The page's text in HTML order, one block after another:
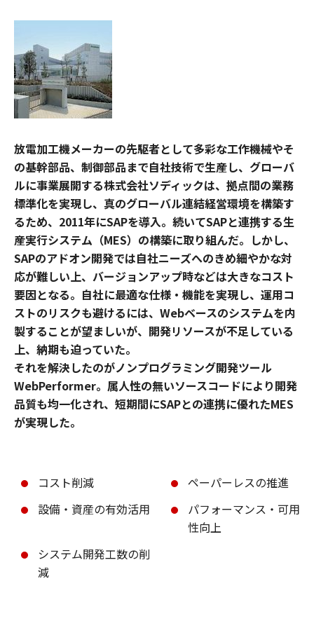
放電加工機メーカーの先駆者として多彩な工作機械やそ
の基幹部品、制御部品まで自社技術で生産し、グローバ
ルに事業展開する株式会社ソディックは、拠点間の業務
標準化を実現し、真のグローバル連結経営環境を構築す
るため、2011年にSAPを導入。続いてSAPと連携する生
産実行システム（MES）の構築に取り組んだ。しかし、
SAPのアドオン開発では自社ニーズへのきめ細やかな対
応が難しい上、バージョンアップ時などは大きなコスト
要因となる。自社に最適な仕様・機能を実現し、運用コ
ストのリスクも避けるには、Webベースのシステムを内
製することが望ましいが、開発リソースが不足している
上、納期も迫っていた。
それを解決したのがノンプログラミング開発ツール
WebPerformer。属人性の無いソースコードにより開発
品質も均一化され、短期間にSAPとの連携に優れたMES
が実現した。
コスト削減
ペーパーレスの推進
設備・資産の有効活用
パフォーマンス・可用
性向上
システム開発工数の削
減